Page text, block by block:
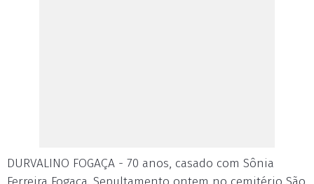
DURVALINO FOGAÇA - 70 anos, casado com Sônia